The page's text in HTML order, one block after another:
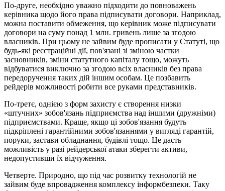
По-друге, необхідно уважно підходити до повноважень
керівника щодо його права підписувати договори. Наприклад,
можна поставити обмеження, що керівник може підписувати
договори на суму понад 1 млн. гривень лише за згодою
власників. При цьому не зайвим буде прописати у Статуті, що
будь-які реєстраційні дії, пов'язані зі зміною частки
засновників, зміни статутного капіталу тощо, можуть
відбуватися виключно за згодою всіх власників без права
передоручення таких дій іншим особам. Це позбавить
рейдерів можливості робити все руками представників.
По-третє, однією з форм захисту є створення низки
«штучних» зобов'язань підприємства над іншими (дружніми)
підприємствами. Краще, якщо ці зобов'язання будуть
підкріплені гарантійними зобов'язаннями у вигляді гарантій,
поруки, застави обладнання, будівлі тощо. Це дасть
можливість у разі рейдерської атаки зберегти активи,
недопустивши їх відчуження.
Четверте. Природно, що під час розвитку технологій не
зайвим буде впровадження комплексу інформбезпеки. Таку